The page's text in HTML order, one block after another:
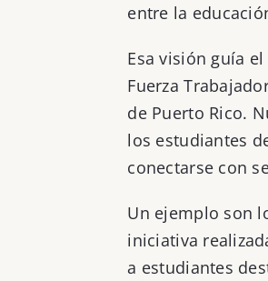
entre la
Esa visión guía
Fuerza
de Puerto Rico.
los estudiantes
conectarse con
Un ejemplo son
iniciativa
a estudiantes